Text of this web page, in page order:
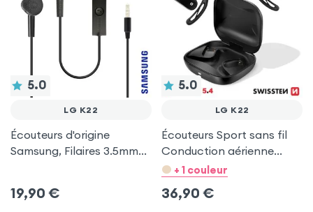
5.0
LG K22
Écouteurs d'origine
Samsung, Filaires 3.5mm
19,90 €
5.0
LG K22
Écouteurs Sport sans fil
Conduction aérienne
Swissten Run Noir pour LG
+ 1 couleur
36,90 €